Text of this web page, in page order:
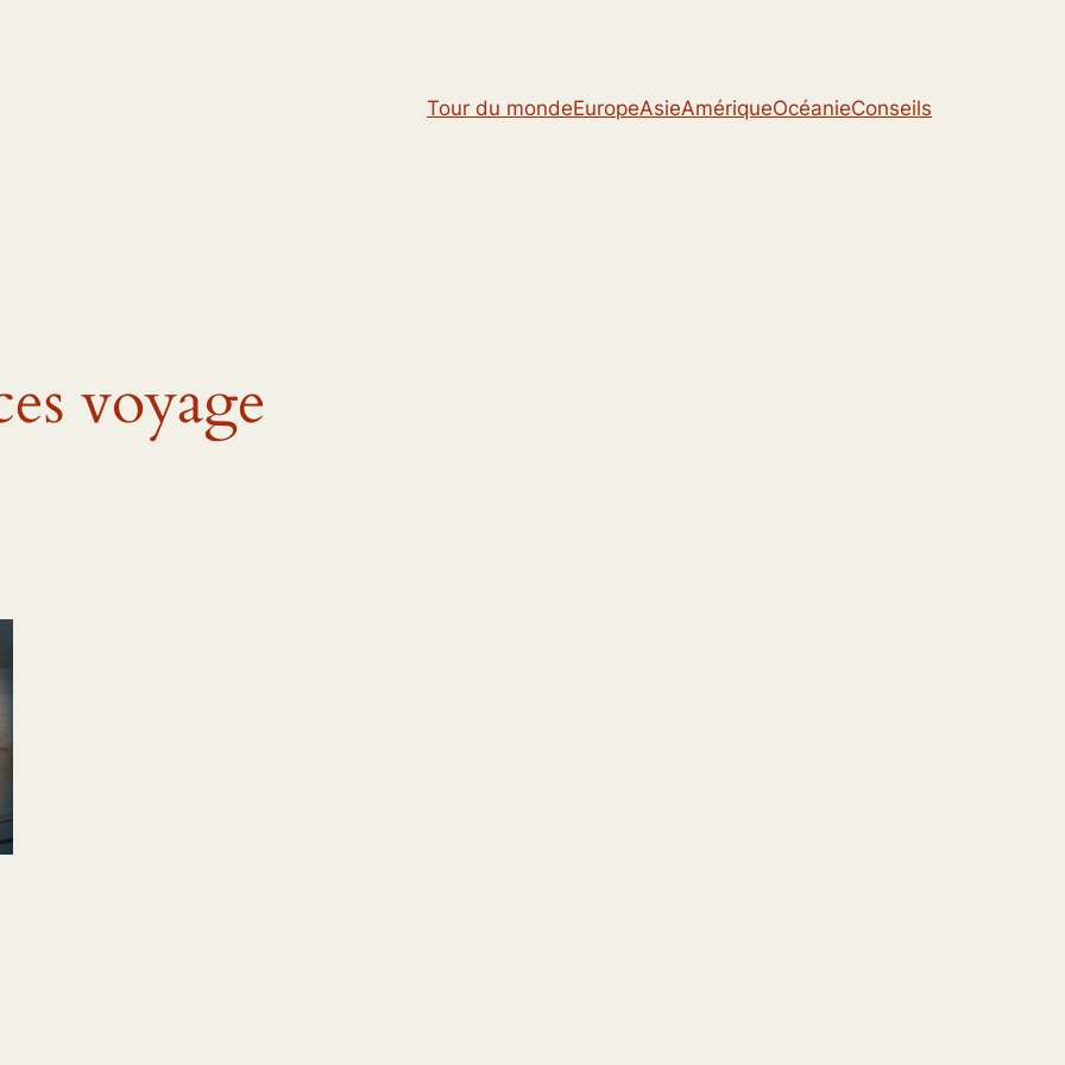
Tour du mondeEuropeAsieAmériqueOcéanieConseils
voyage